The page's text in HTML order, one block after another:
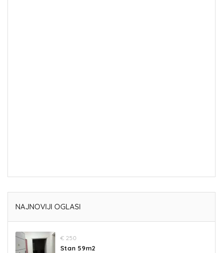
NAJNOVIJI OGLASI
€ 250
Stan 59m2